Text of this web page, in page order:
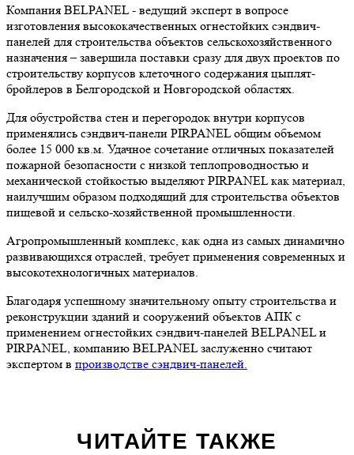
Компания BELPANEL - ведущий эксперт в вопросе
изготовления высококачественных огнестойких сэндвич-
панелей для строительства объектов сельскохозяйственного
назначения – завершила поставки сразу для двух проектов по
строительству корпусов клеточного содержания цыплят-
бройлеров в Белгородской и Новгородской областях.
Для обустройства стен и перегородок внутри корпусов
применялись сэндвич-панели PIRPANEL общим объемом
более 15 000 кв.м. Удачное сочетание отличных показателей
пожарной безопасности с низкой теплопроводностью и
механической стойкостью выделяют PIRPANEL как материал,
наилучшим образом подходящий для строительства объектов
пищевой и сельско-хозяйственной промышленности.
Агропромышленный комплекс, как одна из самых динамично
развивающихся отраслей, требует применения современных и
высокотехнологичных материалов.
Благодаря успешному значительному опыту строительства и
реконструкции зданий и сооружений объектов АПК с
применением огнестойких сэндвич-панелей BELPANEL и
PIRPANEL, компанию BELPANEL заслуженно считают
экспертом в производстве сэндвич-панелей.
ЧИТАЙТЕ ТАКЖЕ